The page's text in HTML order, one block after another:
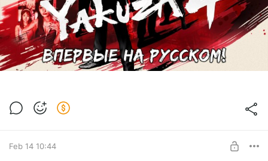
Feb 14 10:44